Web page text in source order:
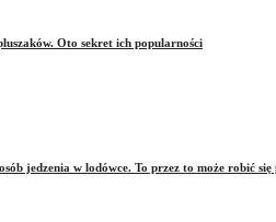
Oto sekret ich popularności
jedzenia w lodówce. To przez to może robić się